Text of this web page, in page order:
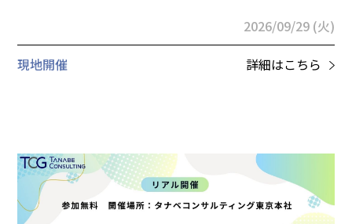
2026/09/29 (火)
現地開催 詳細はこちら